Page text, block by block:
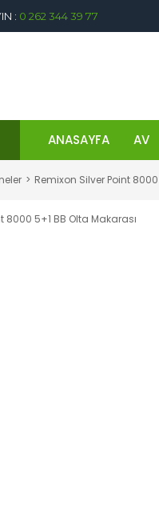
: 0 262 344 39 77
ANASAYFA AV
Remixon Silver Point